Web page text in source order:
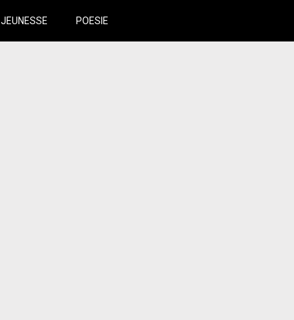
JEUNESSE POESIE